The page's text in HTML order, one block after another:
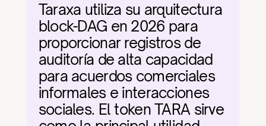
Taraxa utiliza su arquitectura
block-DAG en 2026 para
proporcionar registros de
auditoría de alta capacidad
para acuerdos comerciales
informales e interacciones
sociales. El token TARA sirve